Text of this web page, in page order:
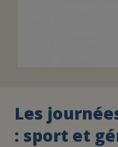
Les
: sport et